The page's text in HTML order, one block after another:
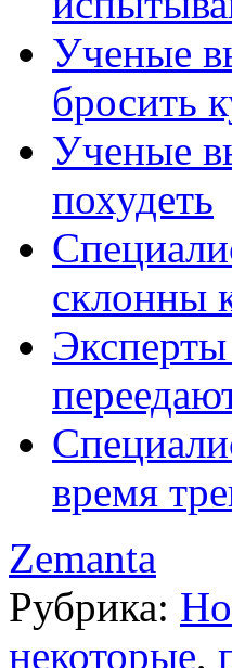
Ученые
бросить
Ученые
похудеть
склонны
время
Zemanta
Рубрика:
некоторые,